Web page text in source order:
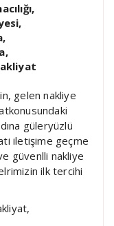
gelen nakliye
güleryüzlü
iletişime geçme
güvenlli nakliye
ilk tercihi